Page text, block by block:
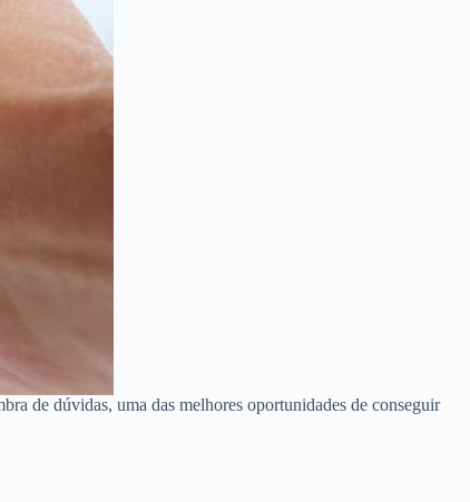
de dúvidas, uma das melhores oportunidades de conseguir